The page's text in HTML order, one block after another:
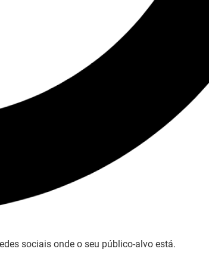
sociais onde o seu público-alvo está.